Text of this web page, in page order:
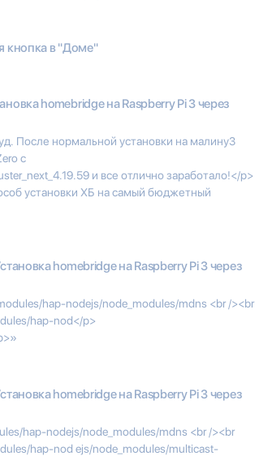
кнопка в "Доме"
homebridge на Raspberry Pi 3 через
После нормальной установки на малину3
с
и все отлично заработало!</p>
установки ХБ на самый бюджетный
homebridge на Raspberry Pi 3 через
hap-nodejs/node_modules/mdns <br /><br
hap-nod</p>
homebridge на Raspberry Pi 3 через
hap-nodejs/node_modules/mdns <br /><br
hap-nod ejs/node_modules/multicast-